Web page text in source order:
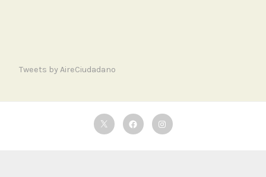
Tweets by AireCiudadano
TwitterFacebookInstagram